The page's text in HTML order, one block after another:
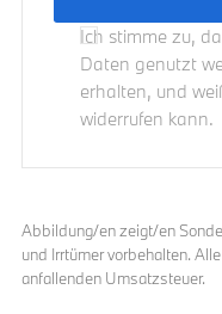
Ich stimme zu,
Daten genutzt
erhalten, und
widerrufen kann.
Abbildung/en zeigt/en
und Irrtümer vorbehalten.
anfallenden Umsatzsteuer.